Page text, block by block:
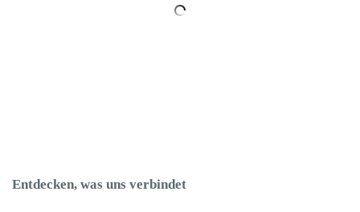
Entdecken, was uns verbindet